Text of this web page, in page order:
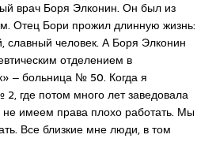
врач Боря Элконин. Он был из
Отец Бори прожил длинную жизнь:
человек. А Боря Элконин
отделением в
‒ больница № 50. Когда я
где потом много лет заведовала
имеем права плохо работать. Мы
Все близкие мне люди, в том